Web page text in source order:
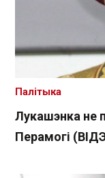
Лукашэнка не
Перамогі
Палітыка